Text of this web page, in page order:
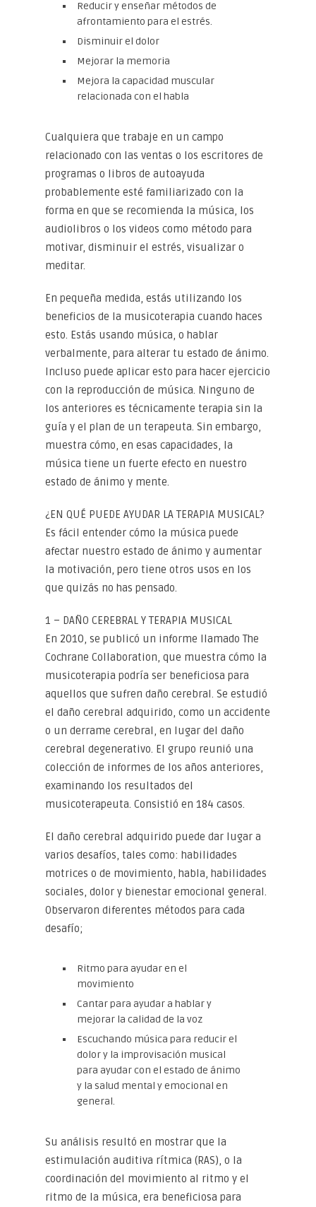
Reducir y enseñar métodos de
afrontamiento para el estrés.
Disminuir el dolor
Mejorar la memoria
Mejora la capacidad muscular
relacionada con el habla
Cualquiera que trabaje en un campo
relacionado con las ventas o los escritores de
programas o libros de autoayuda
probablemente esté familiarizado con la
forma en que se recomienda la música, los
audiolibros o los videos como método para
motivar, disminuir el estrés, visualizar o
meditar.
En pequeña medida, estás utilizando los
beneficios de la musicoterapia cuando haces
esto. Estás usando música, o hablar
verbalmente, para alterar tu estado de ánimo.
Incluso puede aplicar esto para hacer ejercicio
con la reproducción de música. Ninguno de
los anteriores es técnicamente terapia sin la
guía y el plan de un terapeuta. Sin embargo,
muestra cómo, en esas capacidades, la
música tiene un fuerte efecto en nuestro
estado de ánimo y mente.
¿EN QUÉ PUEDE AYUDAR LA TERAPIA MUSICAL?
Es fácil entender cómo la música puede
afectar nuestro estado de ánimo y aumentar
la motivación, pero tiene otros usos en los
que quizás no has pensado.
1 – DAÑO CEREBRAL Y TERAPIA MUSICAL
En 2010, se publicó un informe llamado The
Cochrane Collaboration, que muestra cómo la
musicoterapia podría ser beneficiosa para
aquellos que sufren daño cerebral. Se estudió
el daño cerebral adquirido, como un accidente
o un derrame cerebral, en lugar del daño
cerebral degenerativo. El grupo reunió una
colección de informes de los años anteriores,
examinando los resultados del
musicoterapeuta. Consistió en 184 casos.
El daño cerebral adquirido puede dar lugar a
varios desafíos, tales como: habilidades
motrices o de movimiento, habla, habilidades
sociales, dolor y bienestar emocional general.
Observaron diferentes métodos para cada
desafío;
Ritmo para ayudar en el
movimiento
Cantar para ayudar a hablar y
mejorar la calidad de la voz
Escuchando música para reducir el
dolor y la improvisación musical
para ayudar con el estado de ánimo
y la salud mental y emocional en
general.
Su análisis resultó en mostrar que la
estimulación auditiva rítmica (RAS), o la
coordinación del movimiento al ritmo y el
ritmo de la música, era beneficiosa para